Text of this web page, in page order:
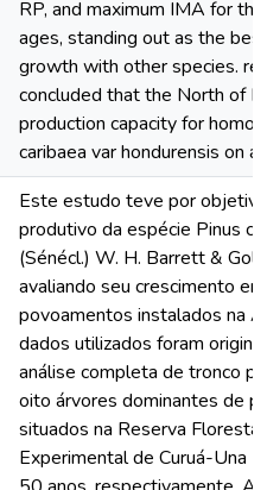
RP, and maximum IMA for
ages, standing out as the
growth with other species.
concluded that the North of
production capacity for
caribaea var hondurensis on a
Este estudo teve por
produtivo da espécie Pinus
(Sénécl.) W. H. Barrett &
avaliando seu crescimento
povoamentos instalados na
dados utilizados foram
análise completa de tronco
oito árvores dominantes de
situados na Reserva
Experimental de Curuá-Una